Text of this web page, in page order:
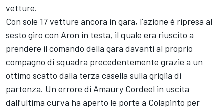
vetture.
Con sole 17 vetture ancora in gara, l'azione è ripresa al
sesto giro con Aron in testa, il quale era riuscito a
prendere il comando della gara davanti al proprio
compagno di squadra precedentemente grazie a un
ottimo scatto dalla terza casella sulla griglia di
partenza. Un errore di Amaury Cordeel in uscita
dall’ultima curva ha aperto le porte a Colapinto per